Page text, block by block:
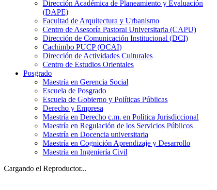
Dirección Académica de Planeamiento y Evaluación
(DAPE)
Facultad de Arquitectura y Urbanismo
Centro de Asesoría Pastoral Universitaria (CAPU)
Dirección de Comunicación Institucional (DCI)
Cachimbo PUCP (OCAI)
Dirección de Actividades Culturales
Centro de Estudios Orientales
Posgrado
Maestría en Gerencia Social
Escuela de Posgrado
Escuela de Gobierno y Políticas Públicas
Derecho y Empresa
Maestría en Derecho c.m. en Política Jurisdiccional
Maestría en Regulación de los Servicios Públicos
Maestría en Docencia universitaria
Maestría en Cognición Aprendizaje y Desarrollo
Maestría en Ingeniería Civil
Cargando el Reproductor...